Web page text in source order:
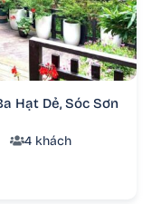
Hạt Dẻ, Sóc Sơn
4 khách